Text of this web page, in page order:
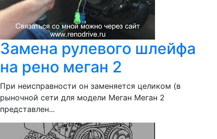
Замена рулевого шлейфа
на рено меган 2
При неисправности он заменяется целиком (в
рыночной сети для модели Меган Меган 2
представлен...